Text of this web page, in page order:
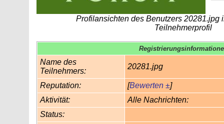
Profilansichten des Benutzers 20281.jpg
Teilnehmerprofil
Name des
Teilnehmers:
20281.jpg
Reputation: [Bewerten ±]
Aktivität:
Alle Nachrichten:
Status: